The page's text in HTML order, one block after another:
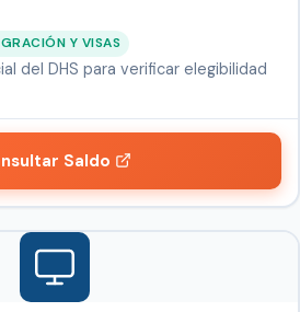
Y VISAS
del DHS para verificar elegibilidad
Saldo